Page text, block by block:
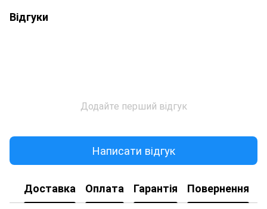
Відгуки
Додайте перший відгук
Написати відгук
Доставка Оплата Гарантія Повернення